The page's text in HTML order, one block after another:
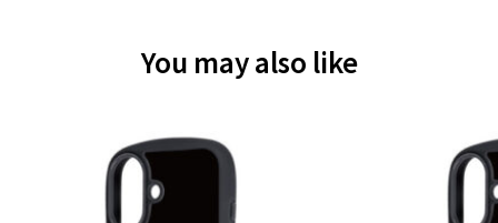
You may also like